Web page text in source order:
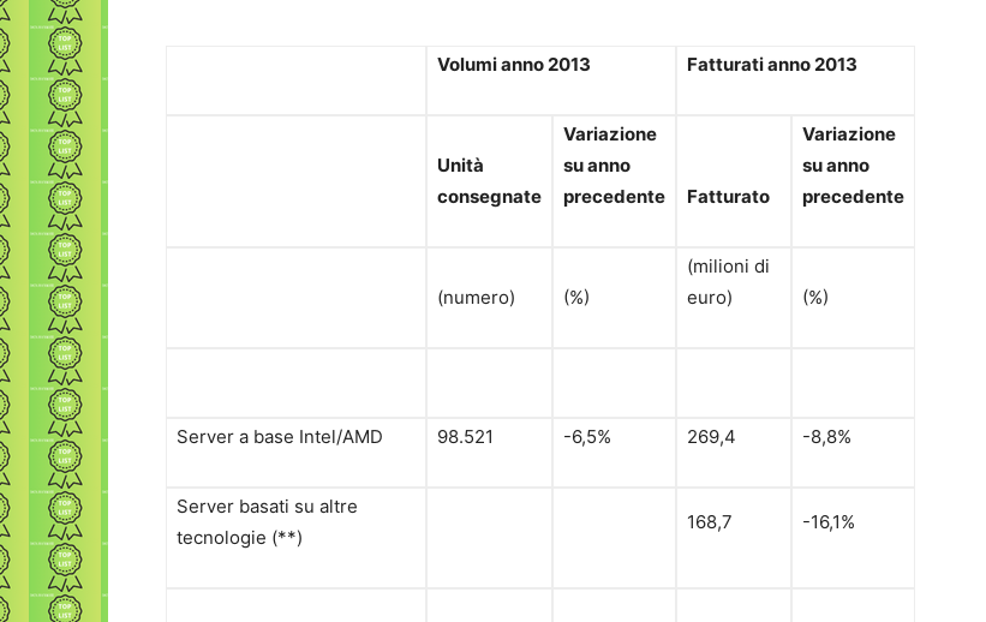
Volumi anno 2013 Fatturati anno 2013
Unità
consegnate
Variazione
su anno
precedente
Fatturato
Variazione
su anno
precedente
(numero) (%)
(milioni di
euro)
(%)
Server a base Intel/AMD 98.521 -6,5% 269,4 -8,8%
Server basati su altre
tecnologie (**)
168,7 -16,1%